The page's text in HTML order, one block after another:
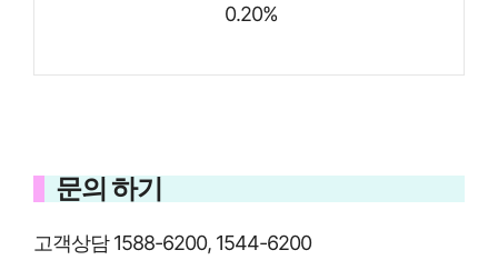
0.20%
문의 하기
고객상담 1588-6200, 1544-6200